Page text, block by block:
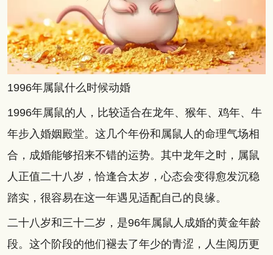
1996年属鼠什么时候动婚
1996年属鼠的人，比较适合在龙年、猴年、鸡年、牛
年步入婚姻殿堂。这几个年份和属鼠人的命理气场相
合，成婚能够招来不错的运势。其中龙年之时，属鼠
人正值二十八岁，恰逢合太岁，心态会变得愈发沉稳
踏实，很容易在这一年遇见适配自己的良缘。
二十八岁和三十二岁，是96年属鼠人成婚的黄金年龄
段。这个阶段的他们褪去了年少的青涩，人生阅历更